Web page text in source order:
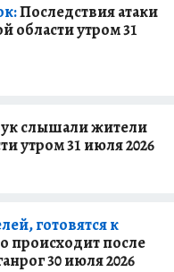
Последствия атаки
области утром 31
слышали жители
утром 31 июля 2026
готовятся к
происходит после
30 июля 2026